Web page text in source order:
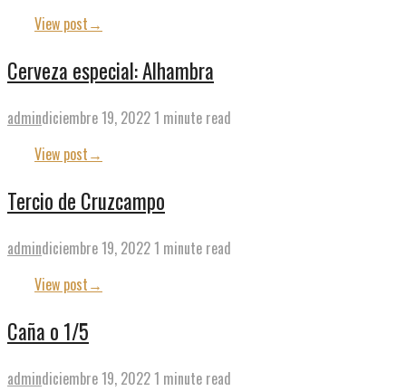
View post→
Cerveza especial: Alhambra
admindiciembre 19, 2022 1 minute read
View post→
Tercio de Cruzcampo
admindiciembre 19, 2022 1 minute read
View post→
Caña o 1/5
admindiciembre 19, 2022 1 minute read